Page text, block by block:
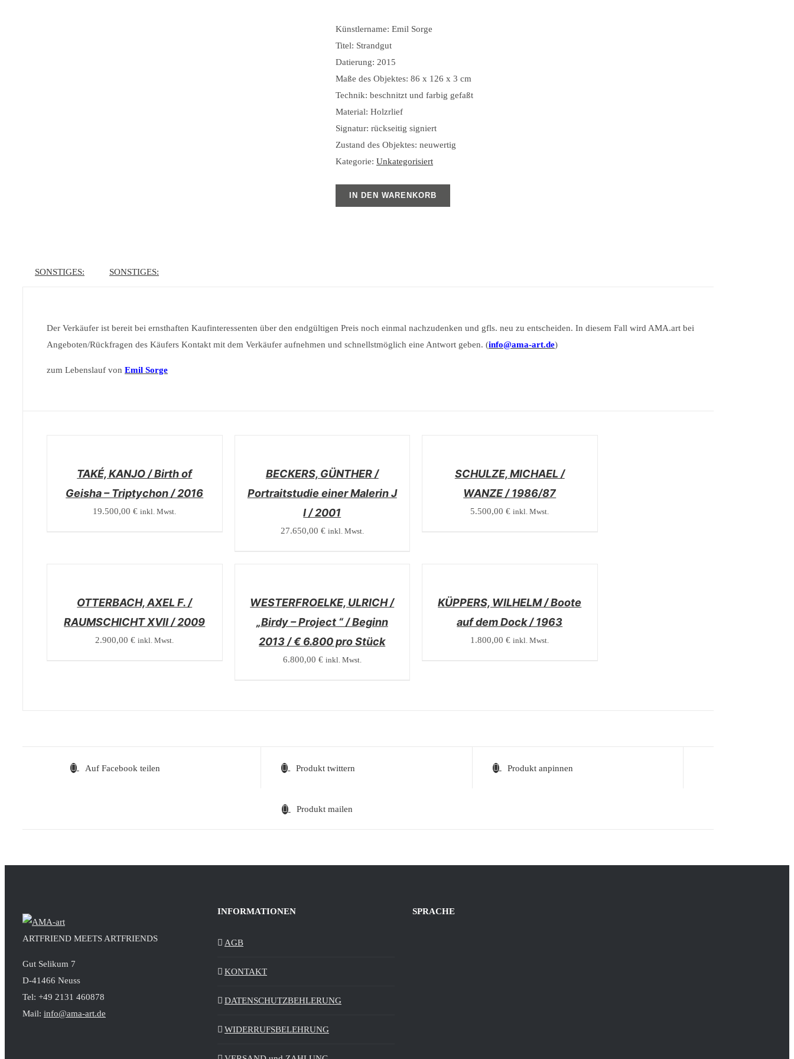
Künstlername: Emil Sorge
Titel: Strandgut
Datierung: 2015
Maße des Objektes: 86 x 126 x 3 cm
Technik: beschnitzt und farbig gefaßt
Material: Holzrlief
Signatur: rückseitig signiert
Zustand des Objektes: neuwertig
Kategorie: Unkategorisiert
IN DEN WARENKORB
SONSTIGES: SONSTIGES:
Der Verkäufer ist bereit bei ernsthaften Kaufinteressenten über den endgültigen Preis noch einmal nachzudenken und gfls. neu zu entscheiden. In diesem Fall wird AMA.art bei
Angeboten/Rückfragen des Käufers Kontakt mit dem Verkäufer aufnehmen und schnellstmöglich eine Antwort geben. (info@ama-art.de)
zum Lebenslauf von Emil Sorge
TAKÉ, KANJO / Birth of
Geisha – Triptychon / 2016
19.500,00€ inkl. Mwst.
BECKERS, GÜNTHER /
Portraitstudie einer Malerin J
I / 2001
27.650,00 € inkl. Mwst.
SCHULZE, MICHAEL /
WANZE / 1986/87
5.500,00€ inkl. Mwst.
OTTERBACH, AXEL F. /
RAUMSCHICHT XVII / 2009
2.900,00€ inkl. Mwst.
WESTERFROELKE, ULRICH /
„Birdy – Project “ / Beginn
2013 / € 6.800 pro Stück
6.800,00 € inkl. Mwst.
KÜPPERS, WILHELM / Boote
auf dem Dock / 1963
1.800,00€ inkl. Mwst.
Auf Facebook teilen Produkt twittern Produkt anpinnen
Produkt mailen
ARTFRIEND MEETS ARTFRIENDS
Gut Selikum 7
D-41466 Neuss
Tel: +49 2131 460878
Mail: info@ama-art.de
INFORMATIONEN
AGB
KONTAKT
DATENSCHUTZBEHLERUNG
WIDERRUFSBELEHRUNG
SPRACHE